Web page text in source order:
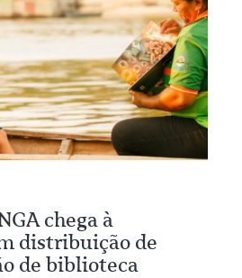
chega à
distribuição de
de biblioteca